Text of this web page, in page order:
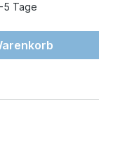
5 Tage